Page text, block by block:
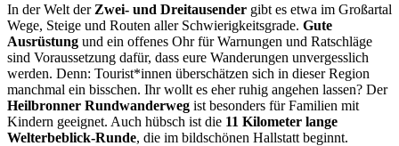
In der Welt der Zwei- und Dreitausender gibt es etwa im Großartal
Wege, Steige und Routen aller Schwierigkeitsgrade. Gute
Ausrüstung und ein offenes Ohr für Warnungen und Ratschläge
sind Voraussetzung dafür, dass eure Wanderungen unvergesslich
werden. Denn: Tourist*innen überschätzen sich in dieser Region
manchmal ein bisschen. Ihr wollt es eher ruhig angehen lassen? Der
Heilbronner Rundwanderweg ist besonders für Familien mit
Kindern geeignet. Auch hübsch ist die 11 Kilometer lange
Welterbeblick-Runde, die im bildschönen Hallstatt beginnt.